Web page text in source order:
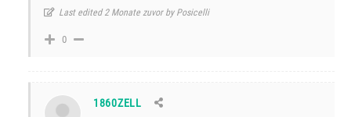
Last edited 2 Monate zuvor by Posicelli
0
1860ZELL